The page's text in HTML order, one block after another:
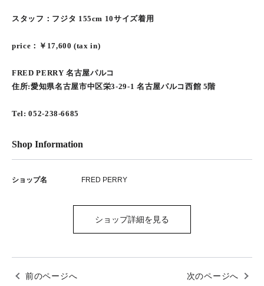
スタッフ：フジタ 155cm 10サイズ着用
price：￥17,600 (tax in)
FRED PERRY 名古屋パルコ
住所:愛知県名古屋市中区栄3-29-1 名古屋パルコ西館 5階
Tel: 052-238-6685
Shop Information
ショップ名 FRED PERRY
ショップ詳細を見る
前のページへ 次のページへ